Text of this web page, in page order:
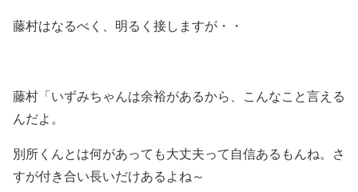
藤村はなるべく、明るく接しますが・・
藤村「いずみちゃんは余裕があるから、こんなこと言える
んだよ。
別所くんとは何があっても大丈夫って自信あるもんね。さ
すが付き合い長いだけあるよね～